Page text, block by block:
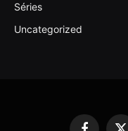
Séries
Uncategorized